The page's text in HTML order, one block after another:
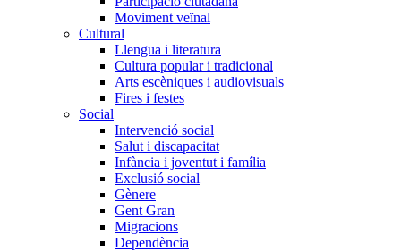
Moviment veïnal
Cultural
Llengua i literatura
Cultura popular i tradicional
Arts escèniques i audiovisuals
Fires i festes
Social
Intervenció social
Salut i discapacitat
Infància i joventut i família
Exclusió social
Gènere
Gent Gran
Migracions
Dependència